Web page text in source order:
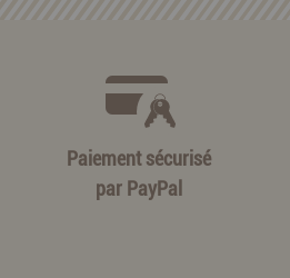
Paiement sécurisé
par PayPal